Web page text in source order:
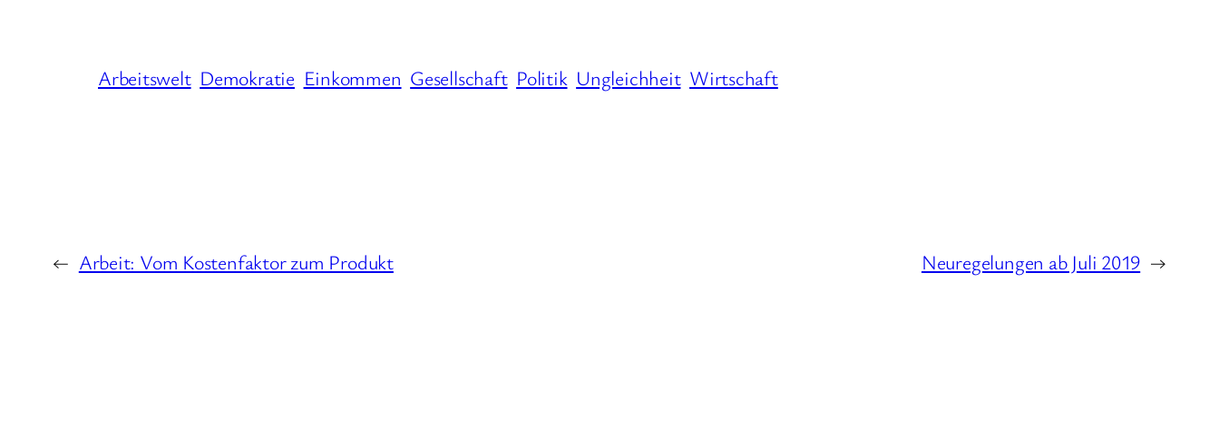
Arbeitswelt Demokratie Einkommen Gesellschaft Politik Ungleichheit Wirtschaft
← Arbeit: Vom Kostenfaktor zum Produkt Neuregelungen ab Juli 2019 →